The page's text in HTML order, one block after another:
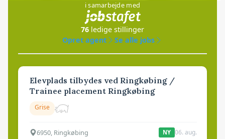
i samarbejde med
76 ledige stillinger
Opret agent
Se alle jobs
Elevplads tilbydes ved Ringkøbing /
Trainee placement Ringkøbing
Grise
6950, Ringkøbing NY 06. aug.